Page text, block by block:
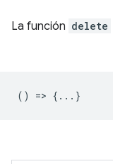
La función delete
() => {...}